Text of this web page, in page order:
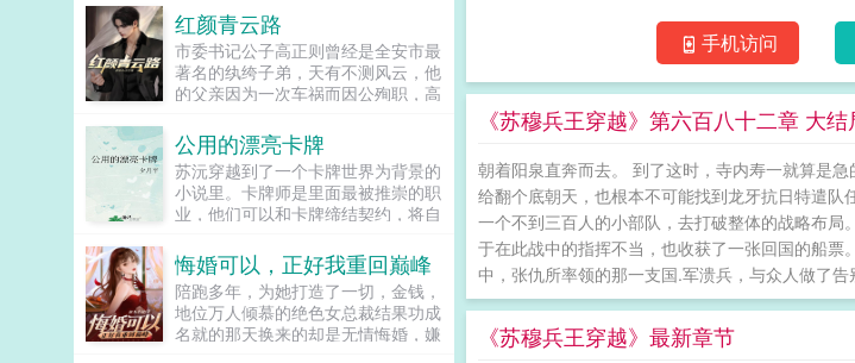
手机访问
《苏穆兵王穿越》第六百八十二章 大结
朝着阳泉直奔而去。 到了这时，寺内寿一就算是
给翻个底朝天，也根本不可能找到龙牙抗日特遣
一个不到三百人的小部队，去打破整体的战略布
于在此战中的指挥不当，也收获了一张回国的船
中，张仇所率领的那一支国.军溃兵，与众人做了
《苏穆兵王穿越》最新章节
沁入雨帘。...
红颜青云路
市委书记公子高正则曾经是全安市最
著名的纨绔子弟，天有不测风云，他
的父亲因为一次车祸而因公殉职，高
尽了官场的世态炎凉。高正则发现了
父亲笔记本电脑里的秘密，这些秘密
足以让整个全安官场来一场大地震，
而父亲给他写的一封信里也寄托了父
亲对他的殷殷期望，高正则发誓要在
开父亲车祸之谜。高正则凭借父亲留
下的那些秘密，游戏花丛之中，潇洒
官场之上。看高正则如何实现纨绔逆
袭，走上人生巅峰。...
公用的漂亮卡牌
苏沅穿越到了一个卡牌世界为背景的
小说里。卡牌师是里面最被推崇的职
业，他们可以和卡牌缔结契约，将自
的事情。出身卡牌师世家的苏沅毫无
卡牌师的天赋，并且疾病缠身，时不
时就会变成植物人沉睡。只有苏沅自
己知道，他的每次沉睡，都会进入卡
牌世界变成一张可被契约的卡牌。他
悔婚可以，正好我重回巅峰
陪跑多年，为她打造了一切，金钱，
地位万人倾慕的绝色女总裁结果功成
名就的那天换来的却是无情悔婚，嫌